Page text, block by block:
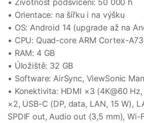
• Životnost podsvícení: 50 000 h
• Orientace: na šířku i na výšku
• OS: Android 14 (upgrade až na
• CPU: Quad-core ARM Cortex-A73
• RAM: 4 GB
• Úložiště: 32 GB
• Software: AirSync, ViewSonic
• Konektivita: HDMI ×3 (4K@60 Hz,
×2, USB-C (DP, data, LAN, 15 W),
SPDIF out, Audio out (3,5 mm), Wi-